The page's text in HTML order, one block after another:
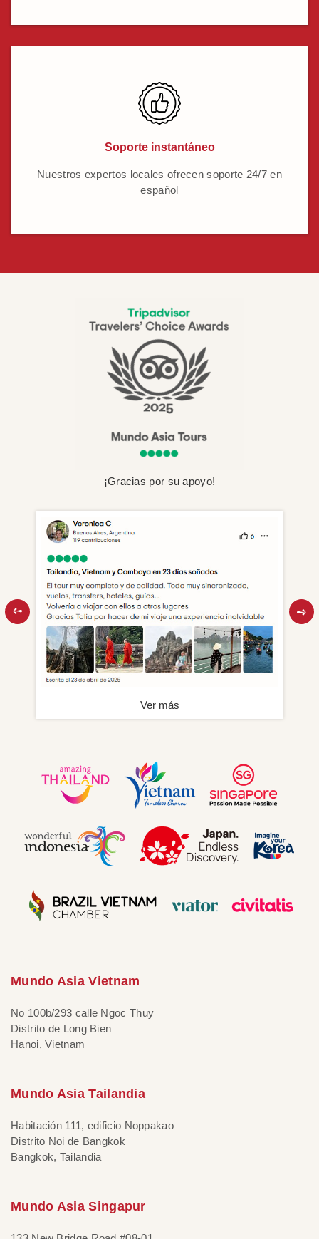
Soporte instantáneo
Nuestros expertos locales ofrecen soporte 24/7 en
español
¡Gracias por su apoyo!
Ver más
Mundo Asia Vietnam
No 100b/293 calle Ngoc Thuy
Distrito de Long Bien
Hanoi, Vietnam
Mundo Asia Tailandia
Habitación 111, edificio Noppakao
Distrito Noi de Bangkok
Bangkok, Tailandia
Mundo Asia Singapur